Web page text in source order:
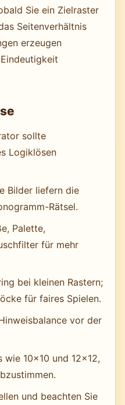
Sie ein Zielraster
Seitenverhältnis
erzeugen
sollte
Logiklösen
Bilder liefern die
Rätsel.
Palette,
für mehr
bei kleinen Rastern;
für faires Spielen.
vor der
wie 10×10 und 12×12,
und beachten Sie